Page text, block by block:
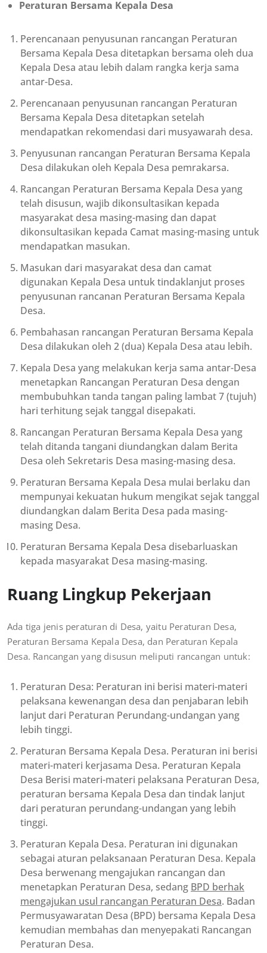
Peraturan Bersama Kepala Desa
Perencanaan penyusunan rancangan Peraturan
Bersama Kepala Desa ditetapkan bersama oleh dua
Kepala Desa atau lebih dalam rangka kerja sama
antar-Desa.
Perencanaan penyusunan rancangan Peraturan
Bersama Kepala Desa ditetapkan setelah
mendapatkan rekomendasi dari musyawarah desa.
Penyusunan rancangan Peraturan Bersama Kepala
Desa dilakukan oleh Kepala Desa pemrakarsa.
Rancangan Peraturan Bersama Kepala Desa yang
telah disusun, wajib dikonsultasikan kepada
masyarakat desa masing-masing dan dapat
dikonsultasikan kepada Camat masing-masing untuk
mendapatkan masukan.
Masukan dari masyarakat desa dan camat
digunakan Kepala Desa untuk tindaklanjut proses
penyusunan rancanan Peraturan Bersama Kepala
Desa.
Pembahasan rancangan Peraturan Bersama Kepala
Desa dilakukan oleh 2 (dua) Kepala Desa atau lebih.
Kepala Desa yang melakukan kerja sama antar-Desa
menetapkan Rancangan Peraturan Desa dengan
membubuhkan tanda tangan paling lambat 7 (tujuh)
hari terhitung sejak tanggal disepakati.
Rancangan Peraturan Bersama Kepala Desa yang
telah ditanda tangani diundangkan dalam Berita
Desa oleh Sekretaris Desa masing-masing desa.
Peraturan Bersama Kepala Desa mulai berlaku dan
mempunyai kekuatan hukum mengikat sejak tanggal
diundangkan dalam Berita Desa pada masing-
masing Desa.
Peraturan Bersama Kepala Desa disebarluaskan
kepada masyarakat Desa masing-masing.
Ruang Lingkup Pekerjaan
Ada tiga jenis peraturan di Desa, yaitu Peraturan Desa,
Peraturan Bersama Kepala Desa, dan Peraturan Kepala
Desa. Rancangan yang disusun meliputi rancangan untuk:
Peraturan Desa: Peraturan ini berisi materi-materi
pelaksana kewenangan desa dan penjabaran lebih
lanjut dari Peraturan Perundang-undangan yang
lebih tinggi.
Peraturan Bersama Kepala Desa. Peraturan ini berisi
materi-materi kerjasama Desa. Peraturan Kepala
Desa Berisi materi-materi pelaksana Peraturan Desa,
peraturan bersama Kepala Desa dan tindak lanjut
dari peraturan perundang-undangan yang lebih
tinggi.
Peraturan Kepala Desa. Peraturan ini digunakan
sebagai aturan pelaksanaan Peraturan Desa. Kepala
Desa berwenang mengajukan rancangan dan
menetapkan Peraturan Desa, sedang BPD berhak
mengajukan usul rancangan Peraturan Desa. Badan
Permusyawaratan Desa (BPD) bersama Kepala Desa
kemudian membahas dan menyepakati Rancangan
Peraturan Desa.